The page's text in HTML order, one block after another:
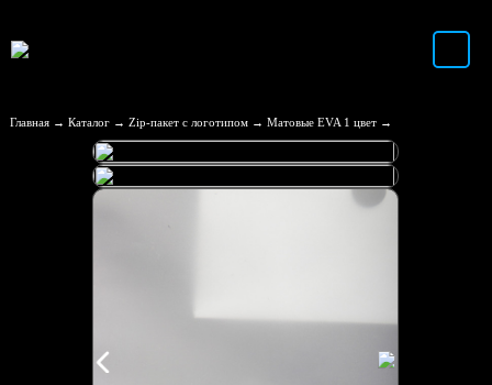
Главная Каталог Zip-пакет с логотипом Матовые EVA 1 цвет